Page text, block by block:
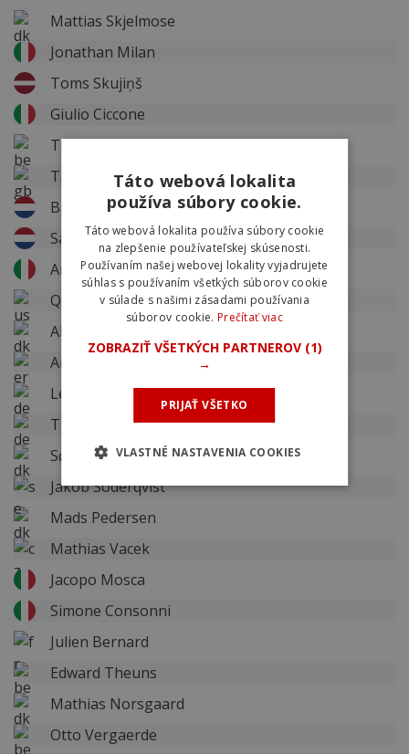
Mattias Skjelmose
Jonathan Milan
Toms Skujiņš
Giulio Ciccone
Thibau Nys
Tao Geoghegan Hart
Bauke Mollema
Sam Oomen
Andrea Bagioli
Quinn Simmons
Albert Withen Philipsen
Amanuel Ghebreigzabhier
Lennard Kämna
Tim Torn Teutenberg
Søren Kragh Andersen
Jakob Söderqvist
Mads Pedersen
Mathias Vacek
Jacopo Mosca
Simone Consonni
Julien Bernard
Edward Theuns
Mathias Norsgaard
Otto Vergaerde
Táto webová lokalita
používa súbory cookie.
Táto webová lokalita používa súbory cookie
na zlepšenie používateľskej skúsenosti.
Používaním našej webovej lokality vyjadrujete
súhlas s používaním všetkých súborov cookie
v súlade s našimi zásadami používania
súborov cookie. Prečítať viac
ZOBRAZIŤ VŠETKÝCH PARTNEROV (1)
→
PRIJAŤ VŠETKO
VLASTNÉ NASTAVENIA COOKIES